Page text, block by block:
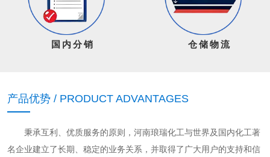
国内分销 仓储物流
产品优势 / PRODUCT ADVANTAGES
秉承互利、优质服务的原则，河南琅瑞化工与世界及国内化工著
名企业建立了长期、稳定的业务关系，并取得了广大用户的支持和信